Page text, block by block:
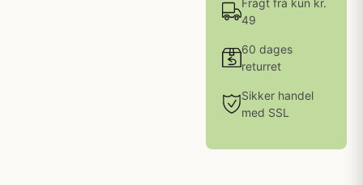
Fragt fra kun kr.
49
60 dages
returret
Sikker handel
med SSL